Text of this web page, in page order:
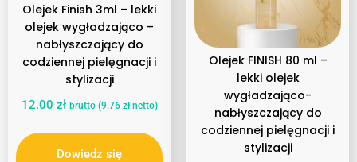
Olejek Finish 3ml – lekki
olejek wygładzająco –
nabłyszczający do
codziennej pielęgnacji i
stylizacji
12.00 zł brutto (9.76 złnetto)
Dowiedz się
Olejek FINISH 80 ml –
lekki olejek
wygładzająco-
nabłyszczający do
codziennej pielęgnacji i
stylizacji